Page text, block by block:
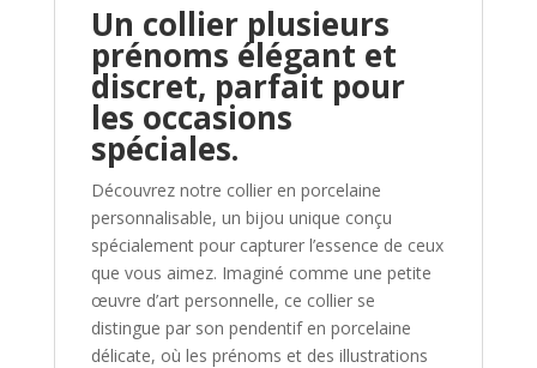
Un collier plusieurs
prénoms élégant et
discret, parfait pour
les occasions
spéciales.
Découvrez notre collier en porcelaine
personnalisable, un bijou unique conçu
spécialement pour capturer l’essence de ceux
que vous aimez. Imaginé comme une petite
œuvre d’art personnelle, ce collier se
distingue par son pendentif en porcelaine
délicate, où les prénoms et des illustrations